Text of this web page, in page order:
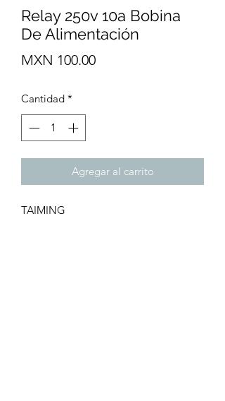
Relay 250v 10a Bobina
De Alimentación
MXN 100.00Precio
Cantidad *
Agregar al carrito
TAIMING